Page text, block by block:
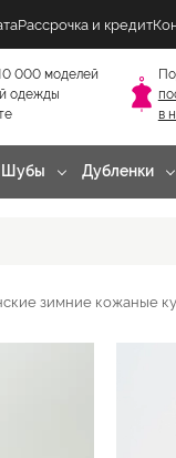
Рассрочка и кредит
000 моделей
одежды
в
Шубы Дубленки
зимние кожаные